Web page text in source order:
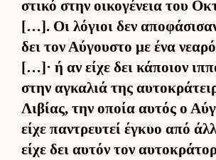
στικό στην οι­κογένεια του
[…]. Οι λόγιοι δεν
δει τον Αύ­γου­στο με ένα
[…]· ή αν είχε δει κάποιον
στην αγκαλιά της
Λιβίας, την οποία αυ­τός ο
είχε παντρευ­τεί έγκυο από
είχε δει αυ­τόν τον